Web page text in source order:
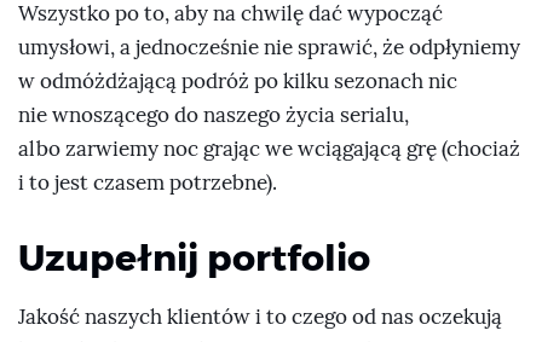
Wszystko po to, aby na chwilę dać wypocząć
umysłowi, a jednocześnie nie sprawić, że odpłyniemy
w odmóżdżającą podróż po kilku sezonach nic
nie wnoszącego do naszego życia serialu,
albo zarwiemy noc grając we wciągającą grę (chociaż
i to jest czasem potrzebne).
Uzupełnij portfolio
Jakość naszych klientów i to czego od nas oczekują